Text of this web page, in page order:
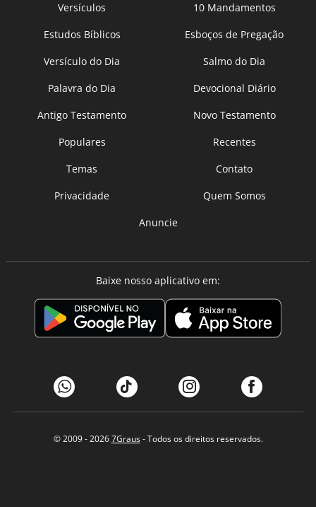
Versículos
10 Mandamentos
Estudos Bíblicos
Esboços de Pregação
Versículo do Dia
Salmo do Dia
Palavra do Dia
Devocional Diário
Antigo Testamento
Novo Testamento
Populares
Recentes
Temas
Contato
Privacidade
Quem Somos
Anuncie
Baixe nosso aplicativo em:
© 2009 - 20267Graus- Todos os direitos reservados.